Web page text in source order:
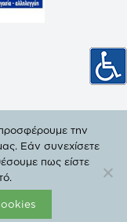
|
την
Εάν συνεχίσετε
πως είστε